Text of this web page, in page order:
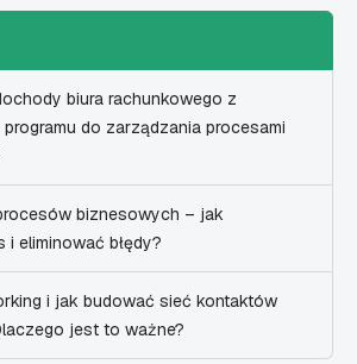
biura rachunkowego z
do zarządzania procesami
biznesowych – jak
eliminować błędy?
i jak budować sieć kontaktów
jest to ważne?